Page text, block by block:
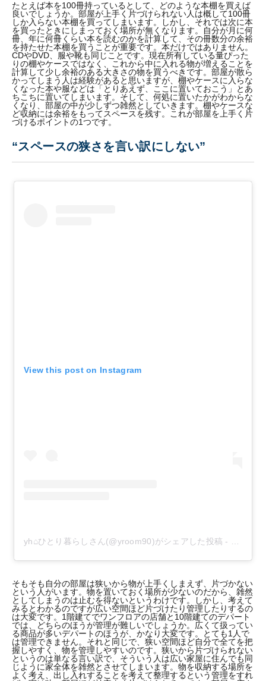
たとえば本を100冊持っているとして、どのような本棚を買えば
良いでしょうか。部屋が上手く片づけられない人は概して100冊
しか入らない本棚を買ってしまいます。しかし、それでは次に本
を買ったときにしまっておく場所が無くなります。自分が月に何
冊、年に何冊くらい本を読むのかを計算して、その冊数分の余裕
を持たせた本棚を買うことが重要です。本だけではありません。
CDやDVD、服や靴も同じことです。現在所有している量ぴった
りの棚やケースではなく、これから中に入れる物が増えることを
計算して少し余裕のある大きさの物を買うべきです。部屋が散ら
かってしまう人は経験があると思いますが、棚やケースに入らな
くなった本や服などは「とりあえず、ここに置いておこう」とあ
ちこちに置いてしまいます。そして、何処に置いたかがわからな
くなり、部屋の中が少しずつ雑然としていきます。棚やケースな
ど収納には余裕をもってスペースを残す。これが部屋を上手く片
づけるポイントの1つです。
“スペースの狭さを言い訳にしない”
View this post on Instagram
yh⌂ひとり暮らしさん(@yroom90)がシェアした投稿 -
そもそも自分の部屋は狭いから物が上手くしまえず、片づかない
という人がいます。物を置いておく場所が少ないのだから、雑然
としてしまうのは止むを得ないというわけです。しかし、考えて
みるとわかるのですが広い空間ほど片づけたり管理したりするの
は大変です。1階建てでワンフロアの店舗と10階建てのデパート
では、どちらのほうが管理が難しいでしょうか。広くて扱ってい
る商品が多いデパートのほうが、かなり大変です。とても1人で
は管理できません。それと同じで、狭い空間ほど自分で全てを把
握しやすく、物を管理しやすいのです。狭いから片づけられない
というのは単なる言い訳で、そういう人は広い家屋に住んでも同
じように家全体を雑然とさせてしまいます。物を収納する場所を
よく考え、出し入れすることを考えて整理するという管理をすれ